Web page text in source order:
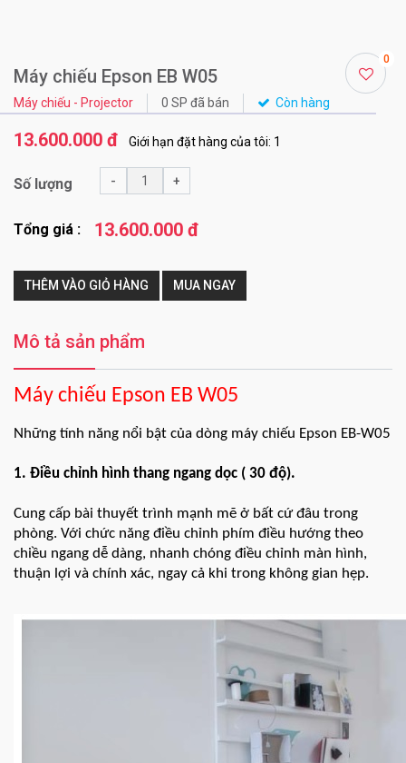
0
Máy chiếu Epson EB W05
Máy chiếu - Projector 0 SP đã bán Còn hàng
13.600.000 đ Giới hạn đặt hàng của tôi: 1
Số lượng - +
Tổng giá : 13.600.000 đ
THÊM VÀO GIỎ HÀNG MUA NGAY
Mô tả sản phẩm
Máy chiếu Epson EB W05
Những tính năng nổi bật của dòng máy chiếu Epson EB-W05
1. Điều chỉnh hình thang ngang dọc ( 30 độ).
Cung cấp bài thuyết trình mạnh mẽ ở bất cứ đâu trong
phòng. Với chức năng điều chỉnh phím điều hướng theo
chiều ngang dễ dàng, nhanh chóng điều chỉnh màn hình,
thuận lợi và chính xác, ngay cả khi trong không gian hẹp.